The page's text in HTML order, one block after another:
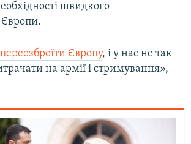
швидкого
переозброїти Європу, і у нас не так
на армії і стримування», –